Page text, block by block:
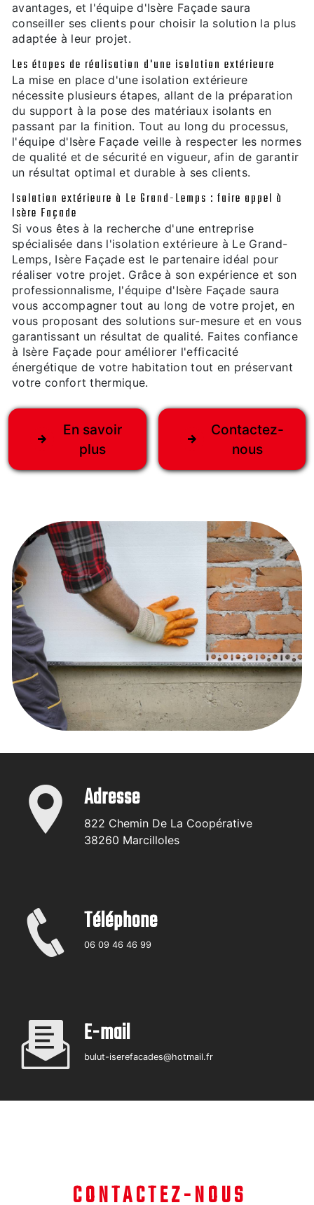
avantages, et l'équipe d'Isère Façade saura
conseiller ses clients pour choisir la solution la plus
adaptée à leur projet.
Les étapes de réalisation d'une isolation extérieure
La mise en place d'une isolation extérieure
nécessite plusieurs étapes, allant de la préparation
du support à la pose des matériaux isolants en
passant par la finition. Tout au long du processus,
l'équipe d'Isère Façade veille à respecter les normes
de qualité et de sécurité en vigueur, afin de garantir
un résultat optimal et durable à ses clients.
Isolation extérieure à Le Grand-Lemps : faire appel à
Isère Façade
Si vous êtes à la recherche d'une entreprise
spécialisée dans l'isolation extérieure à Le Grand-
Lemps, Isère Façade est le partenaire idéal pour
réaliser votre projet. Grâce à son expérience et son
professionnalisme, l'équipe d'Isère Façade saura
vous accompagner tout au long de votre projet, en
vous proposant des solutions sur-mesure et en vous
garantissant un résultat de qualité. Faites confiance
à Isère Façade pour améliorer l'efficacité
énergétique de votre habitation tout en préservant
votre confort thermique.
En savoir
plus
Contactez-
nous
Adresse
822 Chemin De La Coopérative
38260 Marcilloles
Téléphone
06 09 46 46 99
E-mail
bulut-iserefacades@hotmail.fr
CONTACTEZ-NOUS